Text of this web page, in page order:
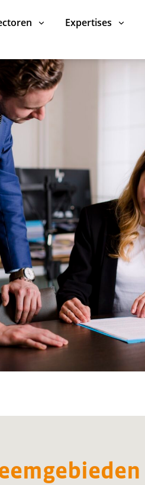
Expertises